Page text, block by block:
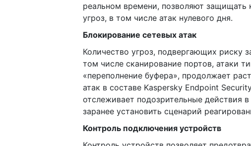
реальном времени, позволяют защищать
угроз, в том числе атак нулевого дня.
Блокирование сетевых атак
Количество угроз, подвергающих риску
том числе сканирование портов, атаки
«переполнение буфера», продолжает
атак в составе Kaspersky Endpoint
отслеживает подозрительные действия
заранее установить сценарий
Контроль подключения устройств